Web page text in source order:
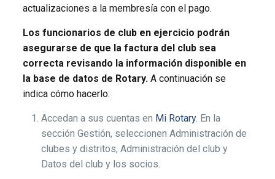
actualizaciones a la membresía con el pago.
Los funcionarios de club en ejercicio podrán
asegurarse de que la factura del club sea
correcta revisando la información disponible en
la base de datos de Rotary. A continuación se
indica cómo hacerlo:
Accedan a sus cuentas en Mi Rotary. En la
sección Gestión, seleccionen Administración de
clubes y distritos, Administración del club y
Datos del club y los socios.